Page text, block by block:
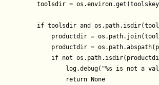
toolsdir =
if toolsdir and
productdir =
productdir =
if not
log.debug("%s is not a
                return None